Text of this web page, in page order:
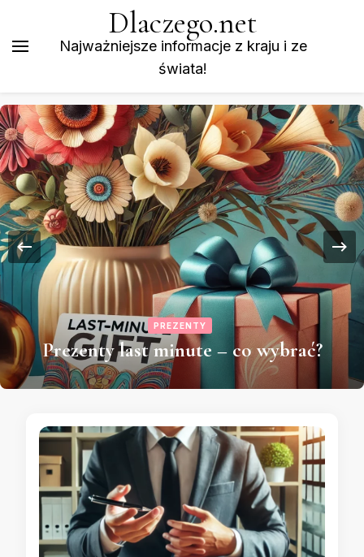
Dlaczego.net
Najważniejsze informacje z kraju i ze
świata!
PREZENTY
Prezenty last minute – co wybrać?